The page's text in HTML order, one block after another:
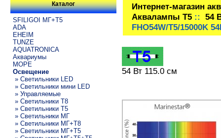
Каталог
SFILIGOI МГ+Т5
ADA
EHEIM
TUNZE
AQUATRONICA
Аквариумы
МОРЕ
Освещение
» Светильники LED
» Светильники мини LED
» Управляемые
» Светильники T8
» Светильники T5
» Светильники МГ
» Светильники МГ+T8
» Светильники МГ+T5
Интернет-магазин
Аквалампы T5:: 54
FHO54W/T5/15000K
54 Вт 115.0 см